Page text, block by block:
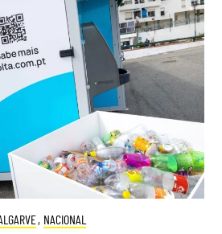
, NACIONAL